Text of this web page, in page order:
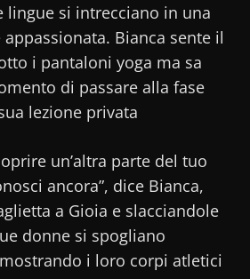
lingue si intrecciano in una
appassionata. Bianca sente il
i pantaloni yoga ma sa
di passare alla fase
lezione privata
un’altra parte del tuo
ancora”, dice Bianca,
a Gioia e slacciandole
donne si spogliano
i loro corpi atletici